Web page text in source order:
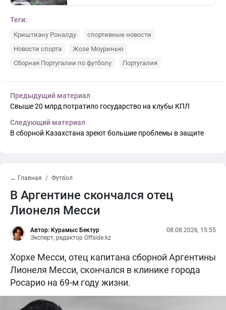
Теги:
Криштиану Роналду
спортивные новости
Новости спорта
Жозе Моуринью
Сборная Португалии по футболу
Португалия
Предыдущий материал
Свыше 20 млрд потратило государство на клубы КПЛ
Следующий материал
В сборной Казахстана зреют большие проблемы в защите
← Главная Футбол
В Аргентине скончался отец
Лионеля Месси
Автор: Курамыс Бектур
Эксперт, редактор Offside.kz
08.08.2026, 15:55
Хорхе Месси, отец капитана сборной Аргентины
Лионеля Месси, скончался в клинике города
Росарио на 69-м году жизни.